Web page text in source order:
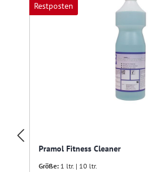
Restposten
Pramol Fitness Cleaner
Größe: 1 ltr. | 10 ltr.